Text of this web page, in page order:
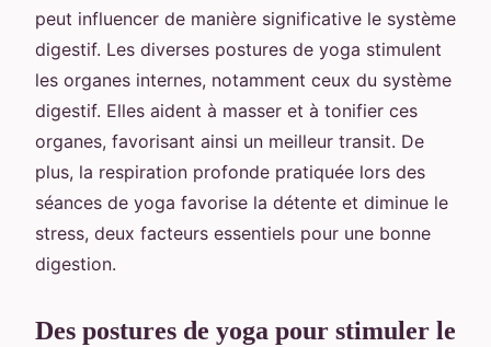
peut influencer de manière significative le système
digestif. Les diverses postures de yoga stimulent
les organes internes, notamment ceux du système
digestif. Elles aident à masser et à tonifier ces
organes, favorisant ainsi un meilleur transit. De
plus, la respiration profonde pratiquée lors des
séances de yoga favorise la détente et diminue le
stress, deux facteurs essentiels pour une bonne
digestion.
Des postures de yoga pour stimuler le